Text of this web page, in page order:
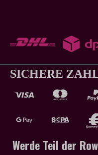
SICHERE
Werde Teil der